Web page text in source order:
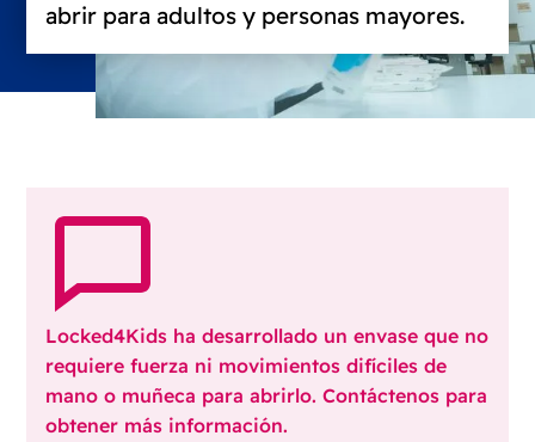
abrir para adultos y personas mayores.
Locked4Kids ha desarrollado un envase que no
requiere fuerza ni movimientos difíciles de
mano o muñeca para abrirlo. Contáctenos para
obtener más información.